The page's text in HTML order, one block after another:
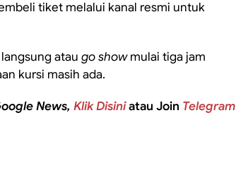
tiket melalui kanal resmi untuk
atau go showmulai tiga jam
kursi masih ada.
News, Klik Disiniatau Join Telegram